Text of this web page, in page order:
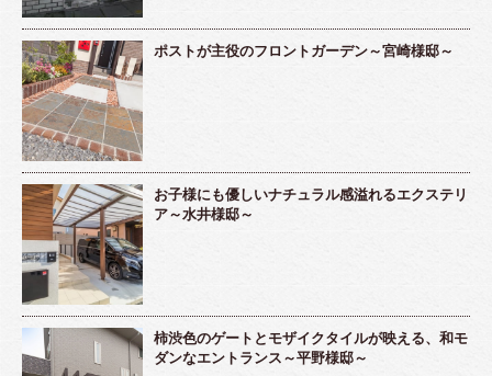
ポストが主役のフロントガーデン～宮崎様邸～
お子様にも優しいナチュラル感溢れるエクステリ
ア～水井様邸～
柿渋色のゲートとモザイクタイルが映える、和モ
ダンなエントランス～平野様邸～